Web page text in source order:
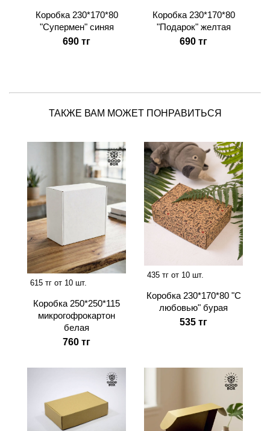
Коробка 230*170*80
"Супермен" синяя
690 тг
Коробка 230*170*80
"Подарок" желтая
690 тг
ТАКЖЕ ВАМ МОЖЕТ ПОНРАВИТЬСЯ
615 тг от 10 шт.
Коробка 250*250*115
микрогофрокартон
белая
760 тг
435 тг от 10 шт.
Коробка 230*170*80 "С
любовью" бурая
535 тг